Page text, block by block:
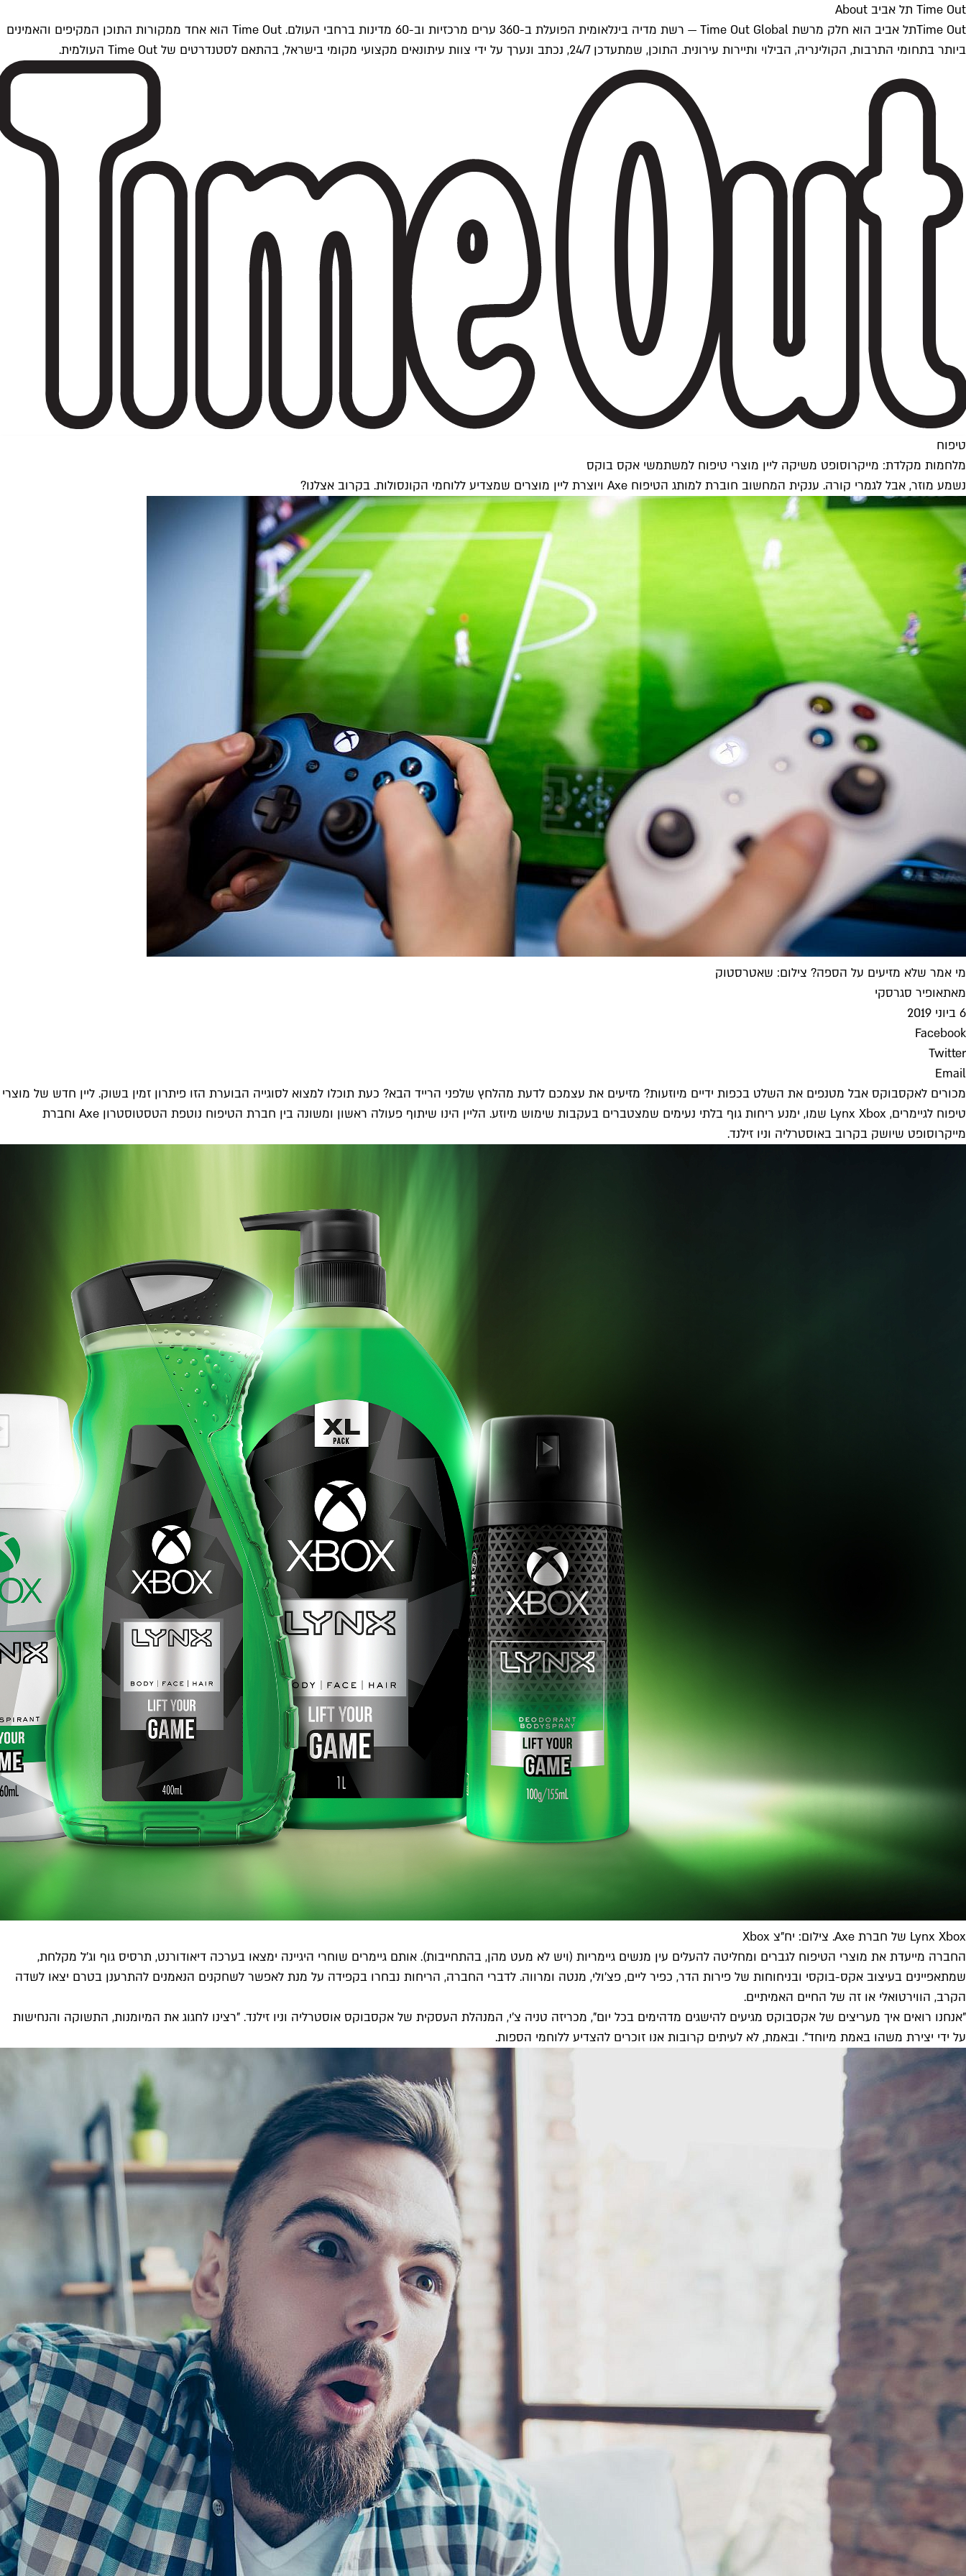
Time Out תל אביב About
Time Outתל אביב הוא חלק מרשת Time Out Global — רשת מדיה בינלאומית הפועלת ב-360 ערים מרכזיות וב-60 מדינות ברחבי העולם. Time Out הוא אחד ממקורות התוכן המקיפים והאמינים
ביותר בתחומי התרבות, הקולינריה, הבילוי ותיירות עירונית. התוכן, שמתעדכן 24/7, נכתב ונערך על ידי צוות עיתונאים מקצועי מקומי בישראל, בהתאם לסטנדרטים של Time Out העולמית.
טיפוח
מלחמות מקלדת: מייקרוסופט משיקה ליין מוצרי טיפוח למשתמשי אקס בוקס
נשמע מוזר, אבל לגמרי קורה. ענקית המחשוב חוברת למותג הטיפוח Axe ויוצרת ליין מוצרים שמצדיע ללוחמי הקונסולות. בקרוב אצלנו?
מי אמר שלא מזיעים על הספה? צילום: שאטרסטוק
מאתאופיר סגרסקי
6 ביוני 2019
Facebook
Twitter
Email
מכורים לאקסבוקס אבל מטנפים את השלט בכפות ידיים מיוזעות? מזיעים את עצמכם לדעת מהלחץ שלפני הרייד הבא? כעת תוכלו למצוא לסוגייה הבוערת הזו פיתרון זמין בשוק. ליין חדש של מוצרי
טיפוח לגיימרים, Lynx Xbox שמו, ימנע ריחות גוף בלתי נעימים שמצטברים בעקבות שימוש מיוזע. הליין הינו שיתוף פעולה ראשון ומשונה בין חברת הטיפוח נוטפת הטסטוסטרון Axe וחברת
מייקרוסופט שיושק בקרוב באוסטרליה וניו זילנד.
Lynx Xbox של חברת Axe. צילום: יח"צ Xbox
החברה מייעדת את מוצרי הטיפוח לגברים ומחליטה להעלים עין מנשים גיימריות (ויש לא מעט מהן, בהתחייבות). אותם גיימרים שוחרי היגיינה ימצאו בערכה דיאודורנט, תרסיס גוף וג'ל מקלחת,
שמתאפיינים בעיצוב אקס-בוקסי ובניחוחות של פירות הדר, כפיר ליים, פצ'ולי, מנטה ומרווה. לדברי החברה, הריחות נבחרו בקפידה על מנת לאפשר לשחקנים הנאמנים להתרענן בטרם יצאו לשדה
הקרב, הווירטואלי או זה של החיים האמיתיים.
"אנחנו רואים איך מעריצים של אקסבוקס מגיעים להישגים מדהימים בכל יום", מכריזה טניה צ'י, המנהלת העסקית של אקסבוקס אוסטרליה וניו זילנד. "רצינו לחגוג את המיומנות, התשוקה והנחישות
על ידי יצירת משהו באמת מיוחד". ובאמת, לא לעיתים קרובות אנו זוכרים להצדיע ללוחמי הספות.